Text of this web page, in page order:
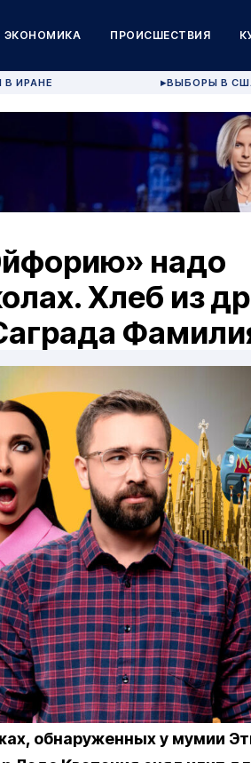
ЭКОНОМИКА ПРОИСШЕСТВИЯ
В ИРАНЕ ▶ВЫБОРЫ В
надо
Хлеб из
обнаруженных у мумии